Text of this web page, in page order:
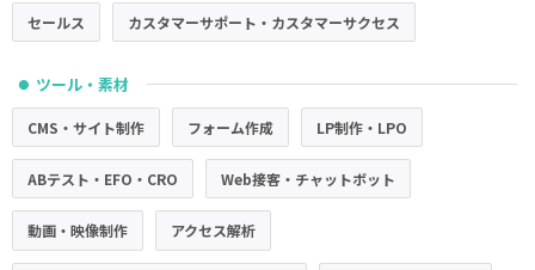
セールス カスタマーサポート・カスタマーサクセス
● ツール・素材
CMS・サイト制作 フォーム作成 LP制作・LPO
ABテスト・EFO・CRO Web接客・チャットボット
動画・映像制作 アクセス解析